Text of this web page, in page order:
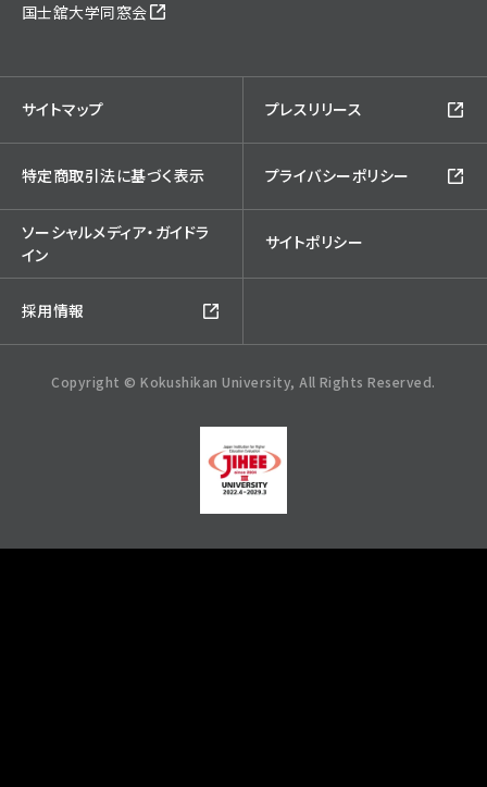
国士舘大学同窓会
サイトマップ プレスリリース
特定商取引法に基づく表示 プライバシーポリシー
ソーシャルメディア・ガイドラ
イン
サイトポリシー
採用情報
Copyright © Kokushikan University, All Rights Reserved.